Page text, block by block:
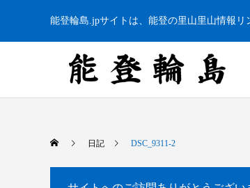
能登輪島.jpサイトは、能登の里山里山情報リ
日記 DSC_9311-2